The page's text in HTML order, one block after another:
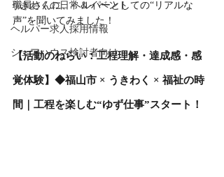
うきわくの日常＆イベント
ヘルパー求人採用情報
シェアハウス検討者向け
職員さんに、ヘルパーとしての“リアルな
声”を聞いてみました！
【活動のねらい：工程理解・達成感・感
覚体験】◆福山市 × うきわく × 福祉の時
間｜工程を楽しむ“ゆず仕事”スタート！